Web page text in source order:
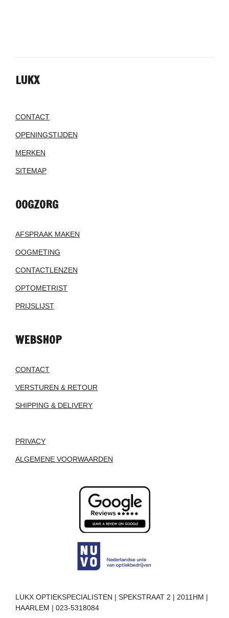
LUKX
CONTACT
OPENINGSTIJDEN
MERKEN
SITEMAP
OOGZORG
AFSPRAAK MAKEN
OOGMETING
CONTACTLENZEN
OPTOMETRIST
PRIJSLIJST
WEBSHOP
CONTACT
VERSTUREN & RETOUR
SHIPPING & DELIVERY
PRIVACY
ALGEMENE VOORWAARDEN
LUKX OPTIEKSPECIALISTEN | SPEKSTRAAT 2 | 2011HM |
HAARLEM | 023-5318084